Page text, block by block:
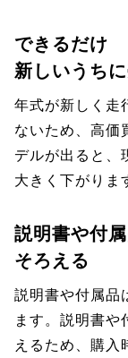
できるだけ
新しいうち
年式が新しく走
ないため、高価
デルが出ると、
大きく下がりま
説明書や付
そろえる
説明書や付属品
ます。説明書や
えるため、購入